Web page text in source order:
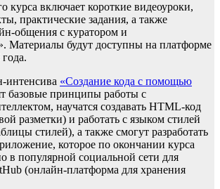
курса включает короткие видеоуроки,
практические задания, а также
общения с куратором и
Материалы будут доступны на платформе
интенсива «Создание кода с помощью
базовые принципы работы с
научатся создавать HTML-код
разметки) и работать с языком стилей
стилей), а также смогут разработать
которое по окончании курса
в популярной социальной сети для
(онлайн-платформа для хранения